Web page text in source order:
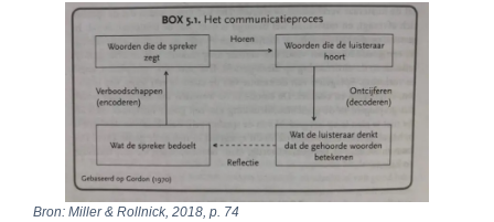
Bron: Miller & Rollnick, 2018, p. 74